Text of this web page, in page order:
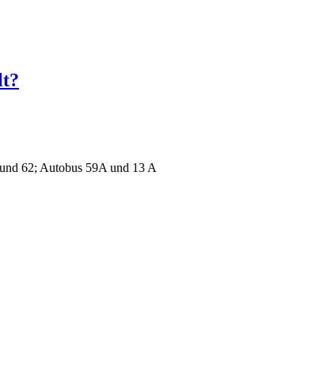
62; Autobus 59A und 13 A